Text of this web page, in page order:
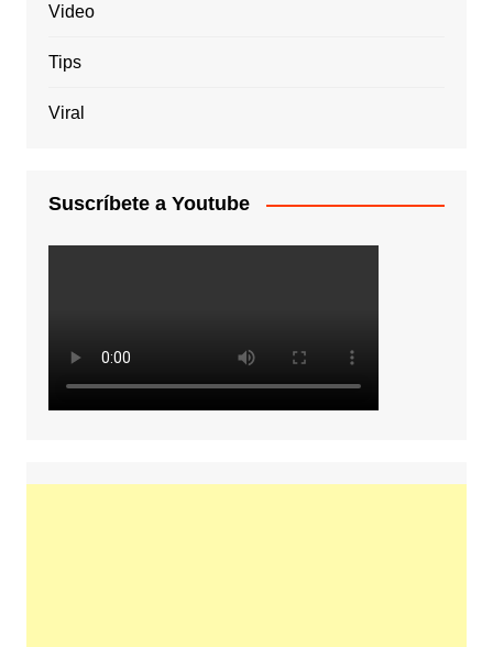
Video
Tips
Viral
Suscríbete a Youtube